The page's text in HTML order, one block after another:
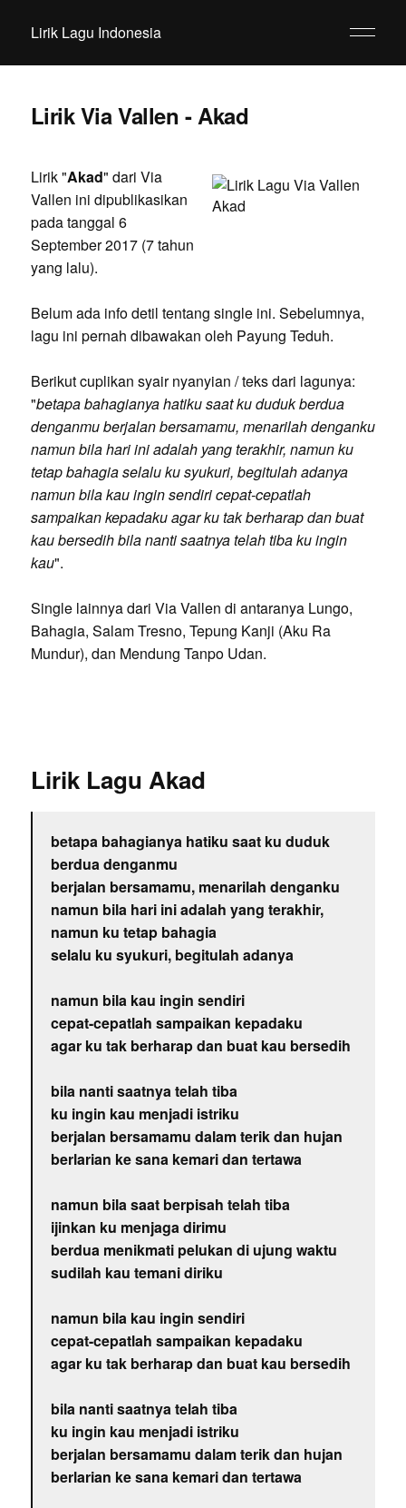
Lirik Lagu Indonesia
Lirik Via Vallen - Akad
Lirik "Akad" dari Via
Vallen ini dipublikasikan
pada tanggal 6
September 2017 (7 tahun
yang lalu).
Belum ada info detil tentang single ini. Sebelumnya,
lagu ini pernah dibawakan oleh Payung Teduh.
Berikut cuplikan syair nyanyian / teks dari lagunya:
"betapa bahagianya hatiku saat ku duduk berdua
denganmu berjalan bersamamu, menarilah denganku
namun bila hari ini adalah yang terakhir, namun ku
tetap bahagia selalu ku syukuri, begitulah adanya
namun bila kau ingin sendiri cepat-cepatlah
sampaikan kepadaku agar ku tak berharap dan buat
kau bersedih bila nanti saatnya telah tiba ku ingin
kau".
Single lainnya dari Via Vallen di antaranya Lungo,
Bahagia, Salam Tresno, Tepung Kanji (Aku Ra
Mundur), dan Mendung Tanpo Udan.
Lirik Lagu Akad
betapa bahagianya hatiku saat ku duduk
berdua denganmu
berjalan bersamamu, menarilah denganku
namun bila hari ini adalah yang terakhir,
namun ku tetap bahagia
selalu ku syukuri, begitulah adanya
namun bila kau ingin sendiri
cepat-cepatlah sampaikan kepadaku
agar ku tak berharap dan buat kau bersedih
bila nanti saatnya telah tiba
ku ingin kau menjadi istriku
berjalan bersamamu dalam terik dan hujan
berlarian ke sana kemari dan tertawa
namun bila saat berpisah telah tiba
ijinkan ku menjaga dirimu
berdua menikmati pelukan di ujung waktu
sudilah kau temani diriku
namun bila kau ingin sendiri
cepat-cepatlah sampaikan kepadaku
agar ku tak berharap dan buat kau bersedih
bila nanti saatnya telah tiba
ku ingin kau menjadi istriku
berjalan bersamamu dalam terik dan hujan
berlarian ke sana kemari dan tertawa